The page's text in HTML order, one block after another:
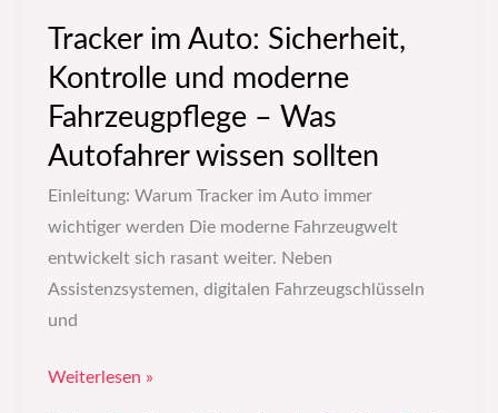
Tracker im Auto: Sicherheit,
Kontrolle und moderne
Fahrzeugpflege – Was
Autofahrer wissen sollten
Einleitung: Warum Tracker im Auto immer
wichtiger werden Die moderne Fahrzeugwelt
entwickelt sich rasant weiter. Neben
Assistenzsystemen, digitalen Fahrzeugschlüsseln
und
wissen
sollten
Weiterlesen »